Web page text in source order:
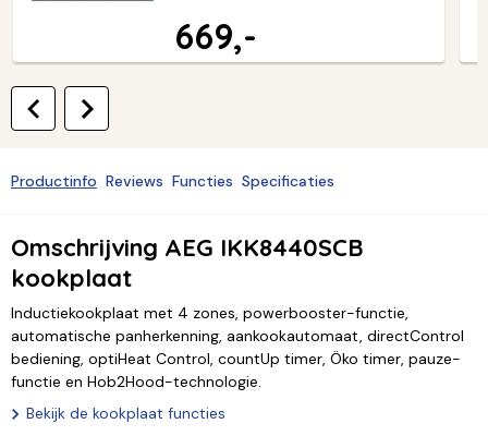
669,-
Productinfo Reviews Functies Specificaties
Omschrijving AEG IKK8440SCB
kookplaat
Inductiekookplaat met 4 zones, powerbooster-functie,
automatische panherkenning, aankookautomaat, directControl
bediening, optiHeat Control, countUp timer, Öko timer, pauze-
functie en Hob2Hood-technologie.
Bekijk de kookplaat functies